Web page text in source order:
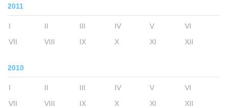
2011
I II III IV V
VI
VII
VIII IX X XI XII
2010
I II III IV V
VI
VII
VIII IX X XI XII